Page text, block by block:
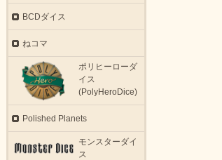
BCDダイス
ねコマ
ポリヒーローダ
イス
(PolyHeroDice)
Polished Planets
モンスターダイ
ス